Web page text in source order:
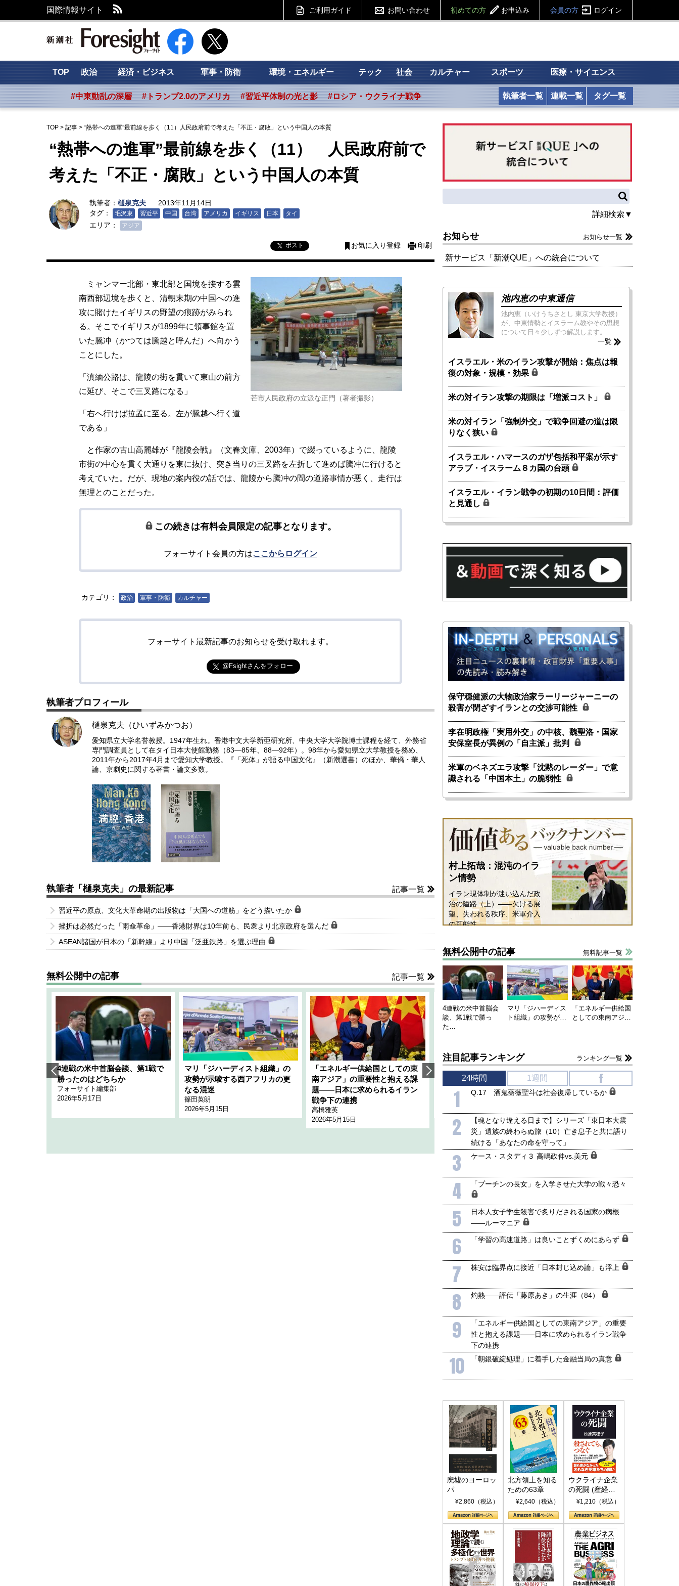
国際情報サイト ご利用ガイド お問い合わせ 初めての方 お申込み 会員の方 ログイン
新潮社 Foresight フォーサイト
TOP 政治 経済・ビジネス 軍事・防衛 環境・エネルギー テック 社会 カルチャー スポーツ 医療・サイエンス
#中東動乱の深層 #トランプ2.0のアメリカ #習近平体制の光と影 #ロシア・ウクライナ戦争 執筆者一覧 連載一覧 タグ一覧
TOP > 記事 > “熱帯への進軍”最前線を歩く（11）人民政府前で考えた「不正・腐敗」という中国人の本質
“熱帯への進軍”最前線を歩く（11） 人民政府前で
考えた「不正・腐敗」という中国人の本質
執筆者： 樋泉克夫
2013年11月14日
タグ：
毛沢東 習近平 中国 台湾 アメリカ イギリス 日本 タイ
エリア： アジア
ポスト お気に入り登録 印刷
芒市人民政府の立派な正門（著者撮影）
ミャンマー北部・東北部と国境を接する雲
南西部辺境を歩くと、清朝末期の中国への進
攻に賭けたイギリスの野望の痕跡がみられ
る。そこでイギリスが1899年に領事館を置
いた騰冲（かつては騰越と呼んだ）へ向かう
ことにした。
「滇緬公路は、龍陵の街を貫いて東山の前方
に延び、そこで三叉路になる」
「右へ行けば拉孟に至る。左が騰越へ行く道
である」
と作家の古山高麗雄が『龍陵会戦』（文春文庫、2003年）で綴っているように、龍陵
市街の中心を貫く大通りを東に抜け、突き当りの三叉路を左折して進めば騰冲に行けると
考えていた。だが、現地の案内役の話では、龍陵から騰冲の間の道路事情が悪く、走行は
無理とのことだった。
この続きは有料会員限定の記事となります。
フォーサイト会員の方はここからログイン
カテゴリ： 政治 軍事・防衛 カルチャー
フォーサイト最新記事のお知らせを受け取れます。
@Fsightさんをフォロー
執筆者プロフィール
樋泉克夫（ひいずみかつお）
愛知県立大学名誉教授。1947年生れ。香港中文大学新亜研究所、中央大学大学院博士課程を経て、外務省
専門調査員として在タイ日本大使館勤務（83―85年、88―92年）。98年から愛知県立大学教授を務め、
2011年から2017年4月まで愛知大学教授。『「死体」が語る中国文化』（新潮選書）のほか、華僑・華人
論、京劇史に関する著書・論文多数。
執筆者「樋泉克夫」の最新記事 記事一覧
習近平の原点、文化大革命期の出版物は「大国への道筋」をどう描いたか
挫折は必然だった「雨傘革命」――香港財界は10年前も、民衆より北京政府を選んだ
ASEAN諸国が日本の「新幹線」より中国「泛亜鉄路」を選ぶ理由
無料公開中の記事 記事一覧
4連戦の米中首脳会談、第1戦で
勝ったのはどちらか
フォーサイト編集部
2026年5月17日
マリ「ジハーディスト組織」の
攻勢が示唆する西アフリカの更
なる混迷
篠田英朗
2026年5月15日
「エネルギー供給国としての東
南アジア」の重要性と抱える課
題――日本に求められるイラン
戦争下の連携
高橋雅英
2026年5月15日
韓国にも理解してほしい「極東
1905年体制」における日米韓安
全保障協力の意味
2026年5月15日
ホルムズ海峡危機で加速したエ
ネルギー転換が「中国依存」に
行き着くリスク
詳細検索▼
お知らせ お知らせ一覧
新サービス「新潮QUE」への統合について
池内恵の中東通信
池内恵（いけうちさとし 東京大学教授）
が、中東情勢とイスラーム教やその思想
について日々少しずつ解説します。
一覧
イスラエル・米のイラン攻撃が開始：焦点は報
復の対象・規模・効果
米の対イラン攻撃の期限は「増派コスト」
米の対イラン「強制外交」で戦争回避の道は限
りなく狭い
イスラエル・ハマースのガザ包括和平案が示す
アラブ・イスラーム８カ国の台頭
イスラエル・イラン戦争の初期の10日間：評価
と見通し
保守穏健派の大物政治家ラーリージャーニーの
殺害が閉ざすイランとの交渉可能性
李在明政権「実用外交」の中核、魏聖洛・国家
安保室長が異例の「自主派」批判
米軍のベネズエラ攻撃「沈黙のレーダー」で意
識される「中国本土」の脆弱性
村上拓哉：混沌のイラ
ン情勢
イラン現体制が迷い込んだ政
治の隘路（上）――欠ける展
望、失われる秩序、米軍介入
の可能性
無料公開中の記事 無料記事一覧
4連戦の米中首脳会
談、第1戦で勝っ
た…
マリ「ジハーディス
ト組織」の攻勢が…
「エネルギー供給国
としての東南アジ…
注目記事ランキング ランキング一覧
24時間 1週間
1 Q.17 酒鬼薔薇聖斗は社会復帰しているか
2
【魂となり逢える日まで】シリーズ「東日本大震
災」遺族の終わらぬ旅（10）亡き息子と共に語り
続ける「あなたの命を守って」
3 ケース・スタディ３ 高嶋政伸vs.美元
4 「プーチンの長女」を入学させた大学の戦々恐々
5
日本人女子学生殺害で炙りだされる国家の病根
――ルーマニア
6 「学習の高速道路」は良いことずくめにあらず
7 株安は臨界点に接近「日本封じ込め論」も浮上
8 灼熱――評伝「藤原あき」の生涯（84）
9
「エネルギー供給国としての東南アジア」の重要
性と抱える課題――日本に求められるイラン戦争
下の連携
10 「朝銀破綻処理」に着手した金融当局の真意
廃墟のヨーロッ
パ
¥2,860（税込）
北方領土を知る
ための63章
¥2,640（税込）
ウクライナ企業
の死闘 (産経セ
レクト S 039)
¥1,210（税込）